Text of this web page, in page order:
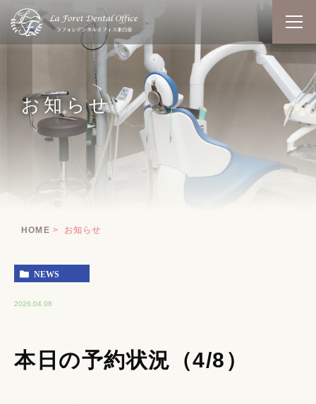
お知らせ
HOME お知らせ
NEWS
2026.04.08
本日の予約状況（4/8）